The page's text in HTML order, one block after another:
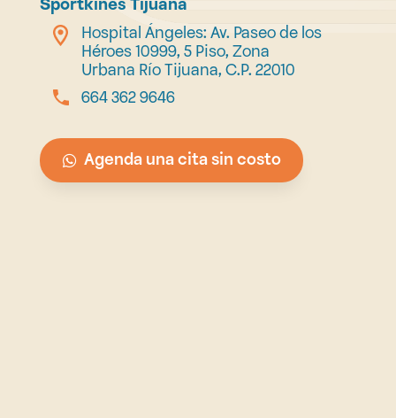
Sportkines Tijuana
Hospital Ángeles: Av. Paseo de los
Héroes 10999, 5 Piso, Zona
Urbana Río Tijuana, C.P. 22010
664 362 9646
Agenda una cita sin costo